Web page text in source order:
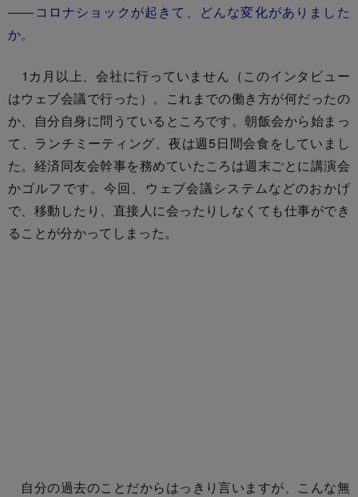
――コロナショックが起きて、どんな変化がありました
か。
1カ月以上、会社に行っていません（このインタビュー
はウェブ会議で行った）。これまでの働き方が何だったの
か、自分自身に問うているところです。朝飯会から始まっ
て、ランチミーティング、夜は週5日間会食をしていまし
た。経済同友会幹事を務めていたころは週末ごとに講演会
かゴルフです。今回、ウェブ会議システムなどのおかげ
で、移動したり、直接人に会ったりしなくても仕事ができ
ることが分かってしまった。
自分の過去のことだからはっきり言いますが、こんな無